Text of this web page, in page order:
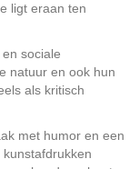
ligt eraan ten
sociale
natuur en ook hun
als kritisch
met humor en een